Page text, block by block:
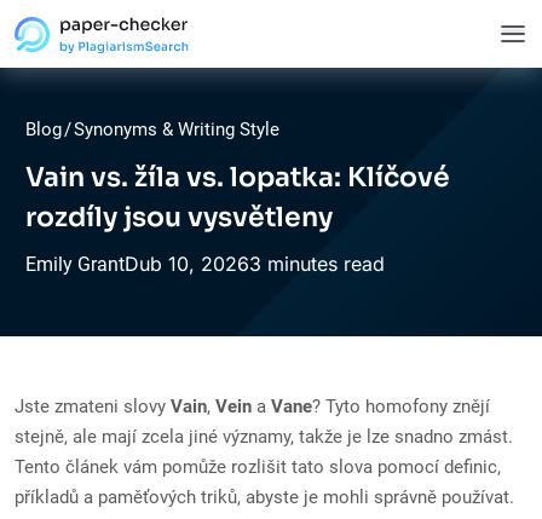
Blog/Synonyms & Writing Style
Vain vs. žíla vs. lopatka: Klíčové
rozdíly jsou vysvětleny
Emily GrantDub 10, 20263 minutes read
Jste zmateni slovy Vain, Vein a Vane? Tyto homofony znějí
stejně, ale mají zcela jiné významy, takže je lze snadno zmást.
Tento článek vám pomůže rozlišit tato slova pomocí definic,
příkladů a paměťových triků, abyste je mohli správně používat.